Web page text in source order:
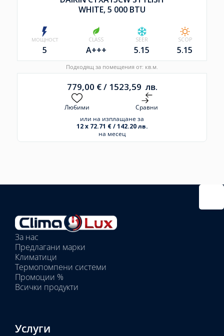
WHITE, 5 000 BTU
МОЩНОСТ
5
CLASS
A+++
SEER
5.15
SCOP
5.15
Подходящ за помещения от: кв.м.
779,00 €/ 1523,59 лв.
Любими
Сравни
или на изплащане за
12 x 72.71 € / 142.20 лв.
на месец
Избрани
вътрешни
тела:
Избрано
тяло:
За нас
Предлагани марки
Климатици
Термопомпени системи
Промоции %
Всички продукти
Услуги